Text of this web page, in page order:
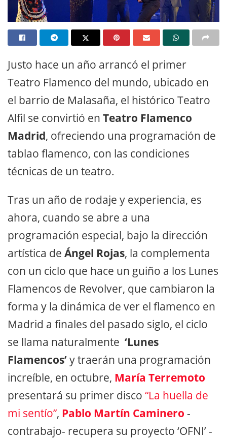
Justo hace un año arrancó el primer
Teatro Flamenco del mundo, ubicado en
el barrio de Malasaña, el histórico Teatro
Alfil se convirtió en Teatro Flamenco
Madrid, ofreciendo una programación de
tablao flamenco, con las condiciones
técnicas de un teatro.
Tras un año de rodaje y experiencia, es
ahora, cuando se abre a una
programación especial, bajo la dirección
artística de Ángel Rojas, la complementa
con un ciclo que hace un guiño a los Lunes
Flamencos de Revolver, que cambiaron la
forma y la dinámica de ver el flamenco en
Madrid a finales del pasado siglo, el ciclo
se llama naturalmente ‘Lunes
Flamencos’y traerán una programación
increíble, en octubre, María Terremoto
presentará su primer disco “La huella de
mi sentío”, Pablo Martín Caminero -
contrabajo- recupera su proyecto ‘OFNI’ -